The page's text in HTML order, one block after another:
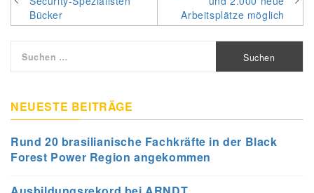
Bücker
Arbeitsplätze möglich
nach:
NEUESTE BEITRÄGE
Rund 20 brasilianische Fachkräfte in der Black
Forest Power Region angekommen